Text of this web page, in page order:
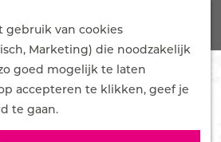
gebruik van cookies
Marketing) die noodzakelijk
goed mogelijk te laten
accepteren te klikken, geef je
te gaan.
Mediakit
Pers en influencers